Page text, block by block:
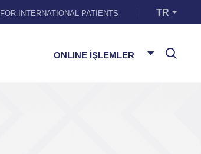
FOR INTERNATIONAL PATIENTS TR
ONLINE İŞLEMLER